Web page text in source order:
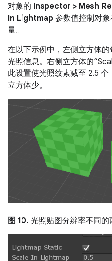
对象的 Inspector > Mesh
In Lightmap 参数值控制对
量。
在以下示例中，左侧立方体
光照信息。右侧立方体的
此设置使光照纹素减至 2.5
立方体少。
图 10. 光照贴图分辨率不同的